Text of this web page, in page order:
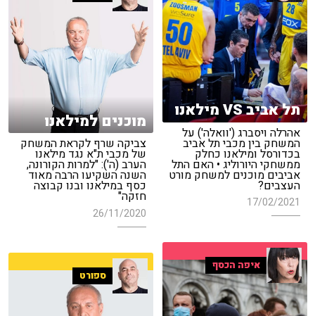
תל אביב VS מילאנו
אהרלה ויסברג ('וואלה') על
המשחק בין מכבי תל אביב
בכדורסל ומילאנו כחלק
ממשחקי היורוליג • האם התל
אביבים מוכנים למשחק מורט
העצבים?
17/02/2021
מוכנים למילאנו
צביקה שרף לקראת המשחק
של מכבי ת"א נגד מילאנו
הערב (ה'): "למרות הקורונה,
השנה השקיעו הרבה מאוד
כסף במילאנו ובנו קבוצה
חזקה"
26/11/2020
איפה הכסף
ספורט